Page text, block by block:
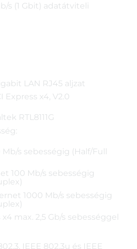
s (1 Gbit) adatátviteli
LAN RJ45 aljzat
Express x4, V2.0
RTL8111G
s sebességig (Half/Full
100 Mb/s sebességig
1000 Mb/s sebességig
x4 max. 2,5 Gb/s sebességgel
IEEE 802.3u és IEEE